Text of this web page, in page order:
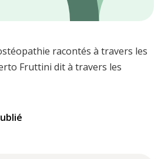
racontés à travers les
Fruttini dit à travers les